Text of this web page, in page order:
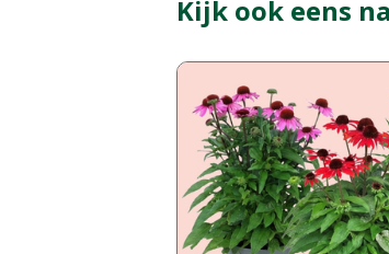
Kijk ook eens